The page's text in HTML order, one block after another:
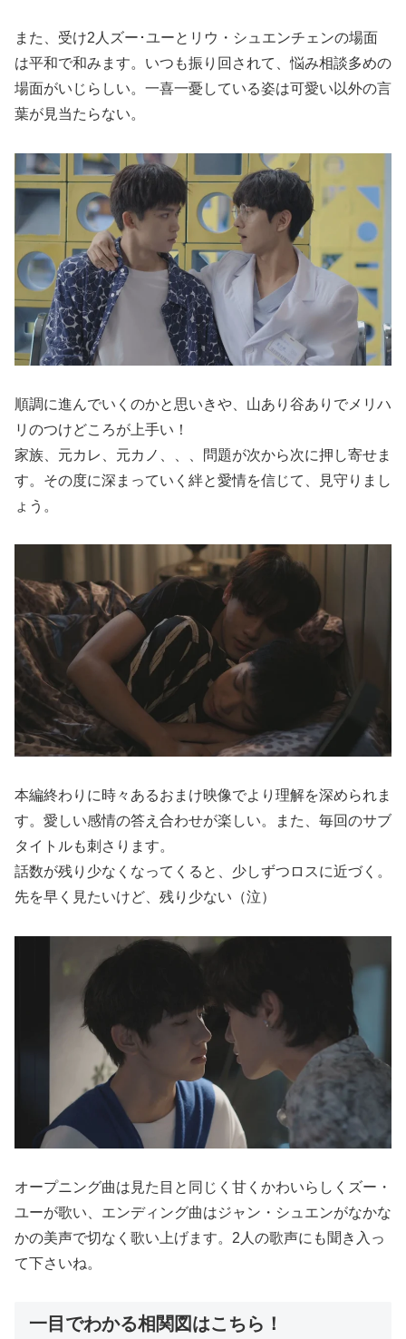
また、受け2人ズー･ユーとリウ・シュエンチェンの場面
は平和で和みます。いつも振り回されて、悩み相談多めの
場面がいじらしい。一喜一憂している姿は可愛い以外の言
葉が見当たらない。
順調に進んでいくのかと思いきや、山あり谷ありでメリハ
リのつけどころが上手い！
家族、元カレ、元カノ、、、問題が次から次に押し寄せま
す。その度に深まっていく絆と愛情を信じて、見守りまし
ょう。
本編終わりに時々あるおまけ映像でより理解を深められま
す。愛しい感情の答え合わせが楽しい。また、毎回のサブ
タイトルも刺さります。
話数が残り少なくなってくると、少しずつロスに近づく。
先を早く見たいけど、残り少ない（泣）
オープニング曲は見た目と同じく甘くかわいらしくズー・
ユーが歌い、エンディング曲はジャン・シュエンがなかな
かの美声で切なく歌い上げます。2人の歌声にも聞き入っ
て下さいね。
一目でわかる相関図はこちら！